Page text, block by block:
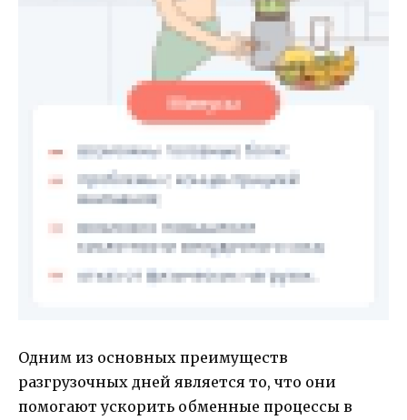
Одним из основных преимуществ
разгрузочных дней является то, что они
помогают ускорить обменные процессы в